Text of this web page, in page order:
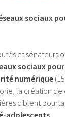
sociaux
et sénateurs
sociaux pour
numérique
la création de
ciblent